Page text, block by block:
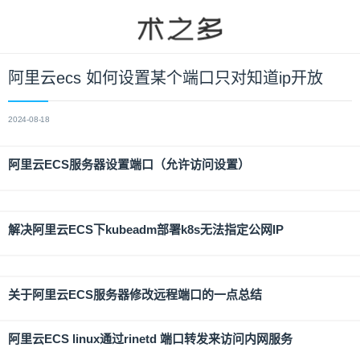
阿里云ecs 如何设置某个端口只对知道ip开放
2024-08-18
阿里云ECS服务器设置端口（允许访问设置）
解决阿里云ECS下kubeadm部署k8s无法指定公网IP
关于阿里云ECS服务器修改远程端口的一点总结
阿里云ECS linux通过rinetd 端口转发来访问内网服务